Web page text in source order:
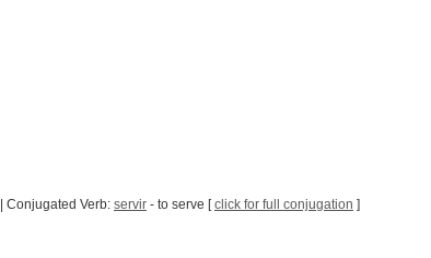
| Conjugated Verb: servir - to serve [click for full conjugation ]